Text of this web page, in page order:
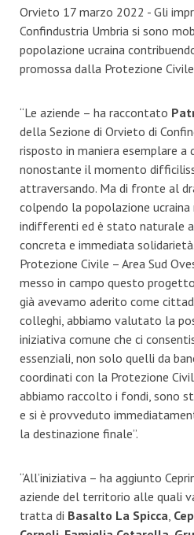
Orvieto 17 marzo 2022 - Gli
Confindustria Umbria si sono
popolazione ucraina
promossa dalla Protezione
“Le aziende – ha raccontato
della Sezione di Orvieto di
risposto in maniera esemplare a
nonostante il momento
attraversando. Ma di fronte al
colpendo la popolazione
indifferenti ed è stato naturale
concreta e immediata
Protezione Civile – Area Sud
messo in campo questo
già avevamo aderito come
colleghi, abbiamo valutato la
iniziativa comune che ci
essenziali, non solo quelli da
coordinati con la Protezione
abbiamo raccolto i fondi, sono
e si è provveduto
la destinazione finale”.
“All’iniziativa – ha aggiunto
aziende del territorio alle quali
tratta di Basalto La Spicca